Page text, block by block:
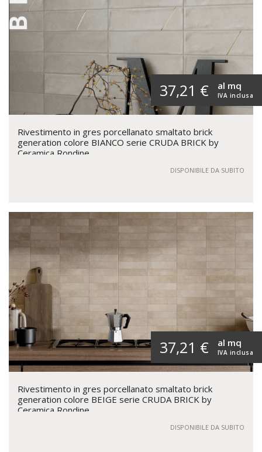
37,21 € IVA inclusa
al mq
Rivestimento in gres porcellanato smaltato brick
generation colore BIANCO serie CRUDA BRICK by
Ceramica Rondine
DISPONIBILE DA SUBITO
37,21 € IVA inclusa
al mq
Rivestimento in gres porcellanato smaltato brick
generation colore BEIGE serie CRUDA BRICK by
Ceramica Rondine
DISPONIBILE DA SUBITO